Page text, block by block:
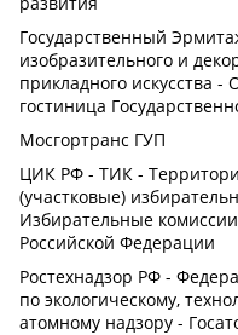
Государственный
изобразительного и
прикладного искусства
гостиница
Мосгортранс ГУП
ЦИК РФ - ТИК -
(участковые)
Избирательные
Российской Федерации
Ростехнадзор РФ -
по экологическому,
атомному надзору -